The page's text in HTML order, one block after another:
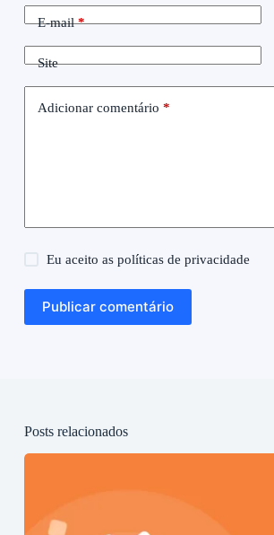
E-mail*
Site
Adicionar comentário *
Eu aceito aspolíticas de privacidade
Publicar comentário
n
v
e
Posts relacionados